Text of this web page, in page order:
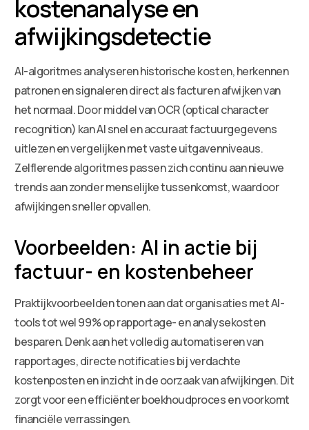
kostenanalyse en
afwijkingsdetectie
AI-algoritmes analyseren historische kosten, herkennen
patronen en signaleren direct als facturen afwijken van
het normaal. Door middel van OCR (optical character
recognition) kan AI snel en accuraat factuurgegevens
uitlezen en vergelijken met vaste uitgavenniveaus.
Zelflerende algoritmes passen zich continu aan nieuwe
trends aan zonder menselijke tussenkomst, waardoor
afwijkingen sneller opvallen.
Voorbeelden: AI in actie bij
factuur- en kostenbeheer
Praktijkvoorbeelden tonen aan dat organisaties met AI-
tools tot wel 99% op rapportage- en analysekosten
besparen. Denk aan het volledig automatiseren van
rapportages, directe notificaties bij verdachte
kostenposten en inzicht in de oorzaak van afwijkingen. Dit
zorgt voor een efficiënter boekhoudproces en voorkomt
financiële verrassingen.